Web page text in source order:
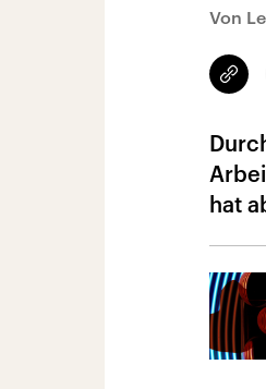
Von
Link
hat